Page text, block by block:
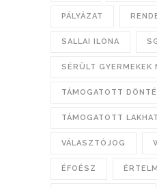
PÁLYÁZAT
SALLAI ILONA
SÉRÜLT GYERMEKEK
TÁMOGATOTT
TÁMOGATOTT
VÁLASZTÓJOG
ÉFOÉSZ